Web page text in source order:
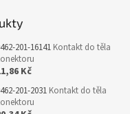
201-16141 Kontakt do těla
Kč
201-2031 Kontakt do těla